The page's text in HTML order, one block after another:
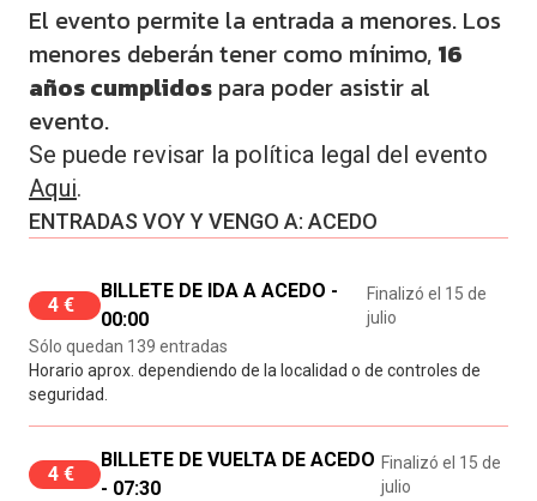
El evento permite la entrada a menores. Los
menores deberán tener como mínimo, 16
años cumplidos para poder asistir al
evento.
Se puede revisar la política legal del evento
Aqui.
ENTRADAS VOY Y VENGO A: ACEDO
4 €
BILLETE DE IDA A ACEDO -
00:00
Finalizó el 15 de
julio
Sólo quedan 139 entradas
Horario aprox. dependiendo de la localidad o de controles de
seguridad.
4 €
BILLETE DE VUELTA DE ACEDO
- 07:30
Finalizó el 15 de
julio